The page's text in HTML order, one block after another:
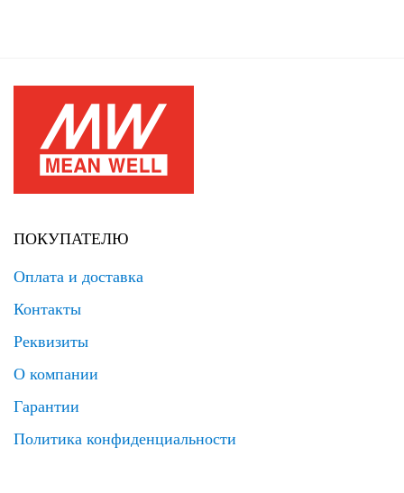
ПОКУПАТЕЛЮ
Оплата и доставка
Контакты
Реквизиты
О компании
Гарантии
Политика конфиденциальности